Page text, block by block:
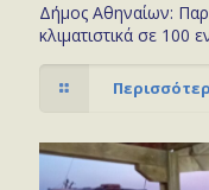
Δήμος Αθηναίων:
κλιματιστικά σε 100